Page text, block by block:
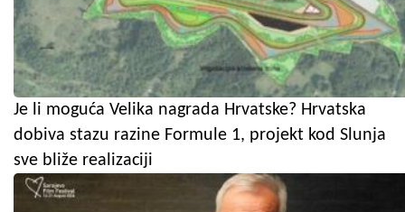
Je li moguća Velika nagrada Hrvatske? Hrvatska
dobiva stazu razine Formule 1, projekt kod Slunja
sve bliže realizaciji